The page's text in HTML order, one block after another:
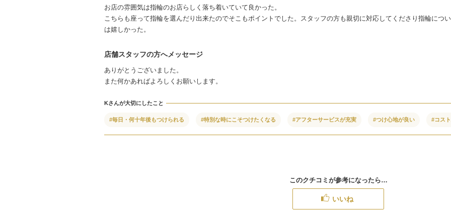
お店の雰囲気は指輪のお店らしく落ち着いていて良かった。
こちらも座って指輪を選んだり出来たのでそこもポイントでした。スタッフの方も親切に対応してくださり指輪につ
は嬉しかった。
店舗スタッフの方へメッセージ
ありがとうございました。
また何かあればよろしくお願いします。
Kさんが大切にしたこと
#毎日・何十年後もつけられる #特別な時にこそつけたくなる #アフターサービスが充実 #つけ心地が良い #コス
このクチコミが参考になったら…
いいね